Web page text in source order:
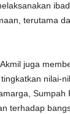
terutama
juga
nilai-
terhadap